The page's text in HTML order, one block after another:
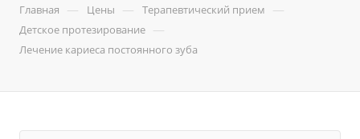
Главная — Цены — Терапевтический прием —
Детское протезирование —
Лечение кариеса постоянного зуба